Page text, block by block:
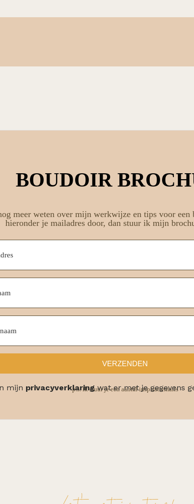
BOUDOIR
meer weten over mijn werkwijze en tips voor een
hieronder je mailadres door, dan stuur ik mijn
VERZENDEN
p.s. ik stuur je een aantal inspiratiemails
mijn privacyverklaringwat er met je gegevens